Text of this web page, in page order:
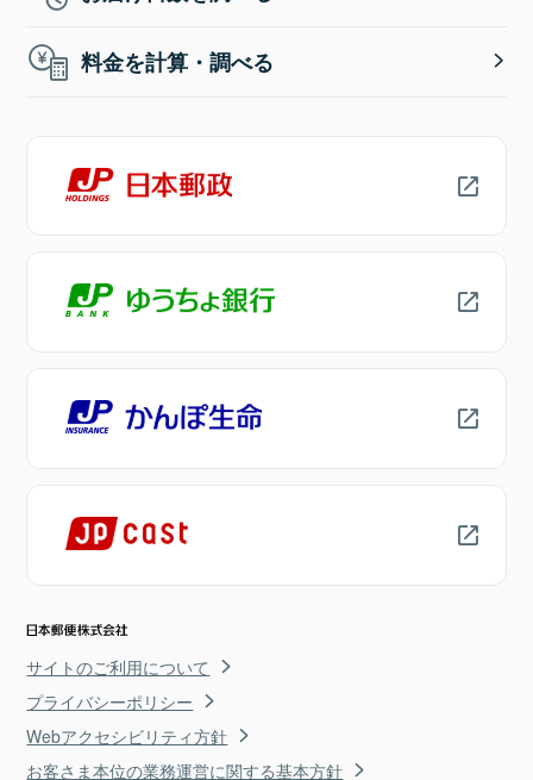
料金を計算・調べる
サイトのご利用について
プライバシーポリシー
Webアクセシビリティ方針
お客さま本位の業務運営に関する基本方針